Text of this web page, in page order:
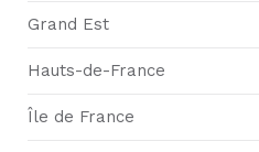
Grand Est
Hauts-de-France
Île de France